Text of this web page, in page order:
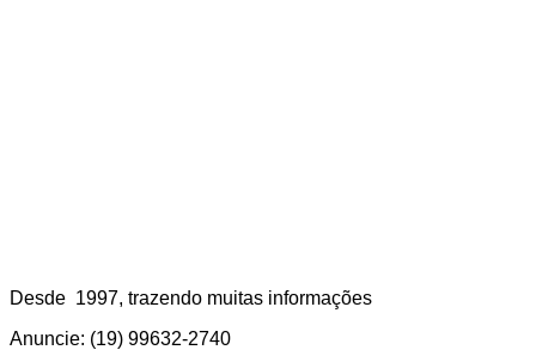
Desde 1997, trazendo muitas informações
Anuncie: (19) 99632-2740